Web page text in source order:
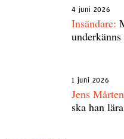
4 juni 2026
Insändare:
1 juni 2026
Jens
ska han